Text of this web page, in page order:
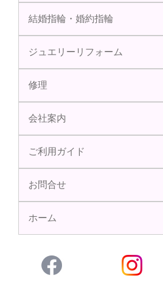
結婚指輪・婚約指輪
ジュエリーリフォーム
修理
会社案内
ご利用ガイド
お問合せ
ホーム